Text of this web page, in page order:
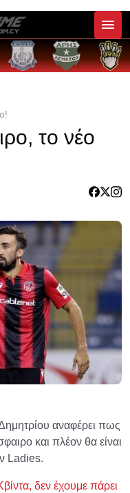
το νέο
αναφέρει πως
και πλέον θα είναι
Ladies.
δεν έχουμε πάρει